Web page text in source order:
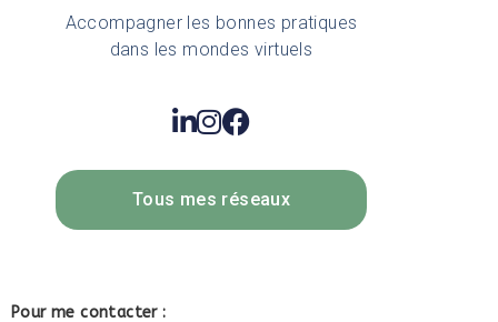
Accompagner les bonnes pratiques
dans les mondes virtuels
Tous mes réseaux
Pour me contacter :